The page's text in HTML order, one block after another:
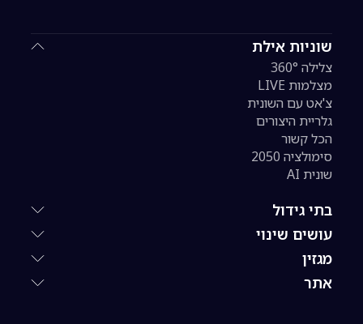
שוניות אילת
צלילה 360°
מצלמות LIVE
צ'אט עם השונית
גלריית היצורים
הכל קשור
סימולציה 2050
שונית AI
בתי גידול
עושים שינוי
מגזין
אתר